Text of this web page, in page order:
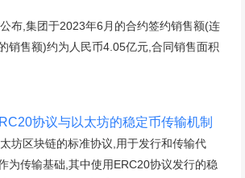
布,集团于2023年6月的合约签约销售额(连
销售额)约为人民币4.05亿元,合同销售面积
协议与以太坊的稳定币传输机制
坊区块链的标准协议,用于发行和传输代
为传输基础,其中使用ERC20协议发行的稳